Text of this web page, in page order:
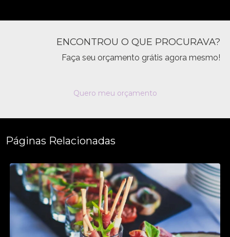
ENCONTROU O QUE PROCURAVA?
Faça seu orçamento grátis agora mesmo!
Quero meu orçamento
Páginas Relacionadas